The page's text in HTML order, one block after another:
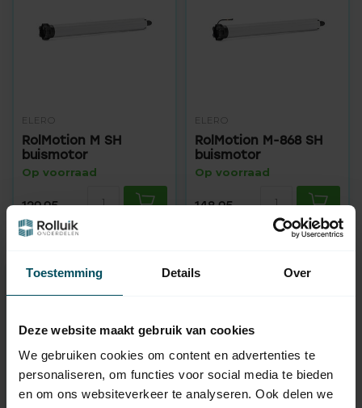
Toestemming Details Over
Deze website maakt gebruik van cookies
We gebruiken cookies om content en advertenties te
personaliseren, om functies voor social media te bieden
en om ons websiteverkeer te analyseren. Ook delen we
ELERO
RolMotion M SH
buismotor
Op voorraad
129,95
ELERO
RolMotion M-868 SH
buismotor
Op voorraad
148,95
Hulp nodig bij het maken van
Vraag het de expert